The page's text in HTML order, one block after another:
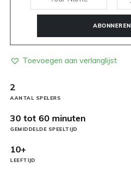
ABONNEREN
Toevoegen aan verlanglijst
2
AANTAL SPELERS
30 tot 60 minuten
GEMIDDELDE SPEELTIJD
10+
LEEFTIJD